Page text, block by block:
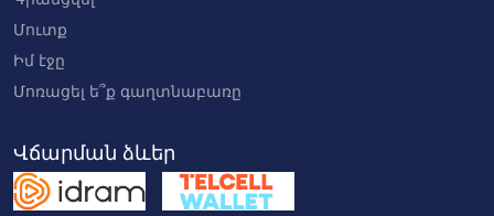
Մուտք
Իմ էջը
Մոռացել ե՞ք գաղտնաբառը
Վճարման ձևեր